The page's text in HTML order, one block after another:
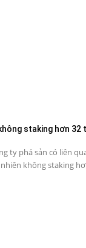
staking hơn 32
ty phá sản có liên
không staking